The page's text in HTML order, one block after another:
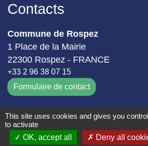
Contacts
Commune de Rospez
1 Place de la Mairie
22300 Rospez - FRANCE
+33 2 96 38 07 15
Formulaire de contact
Géoportail
This site uses cookies and gives you
to activate
OK, accept all
Deny all